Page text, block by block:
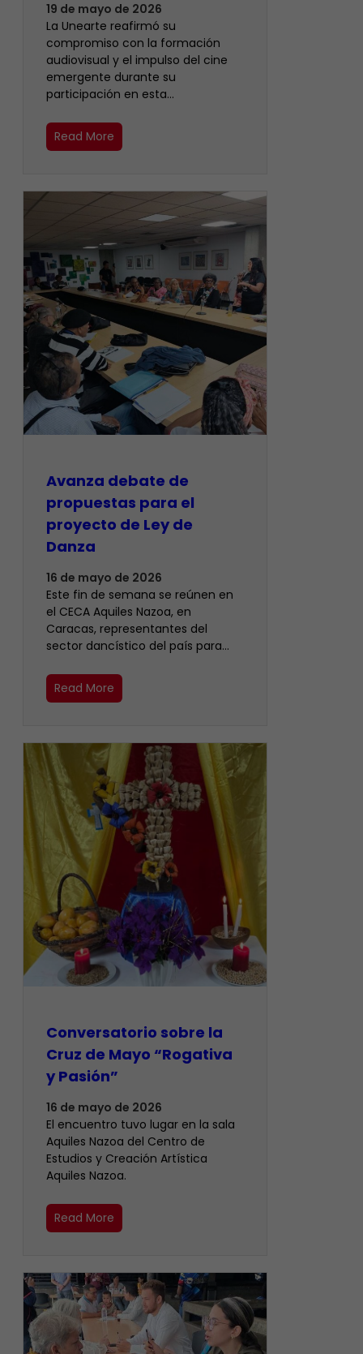
19 de mayo de 2026
La Unearte reafirmó su
compromiso con la formación
audiovisual y el impulso del cine
emergente durante su
participación en esta…
Read More
Avanza debate de
propuestas para el
proyecto de Ley de
Danza
16 de mayo de 2026
Este fin de semana se reúnen en
el CECA Aquiles Nazoa, en
Caracas, representantes del
sector dancístico del país para…
Read More
Conversatorio sobre la
Cruz de Mayo “Rogativa
y Pasión”
16 de mayo de 2026
El encuentro tuvo lugar en la sala
Aquiles Nazoa del Centro de
Estudios y Creación Artística
Aquiles Nazoa.
Read More